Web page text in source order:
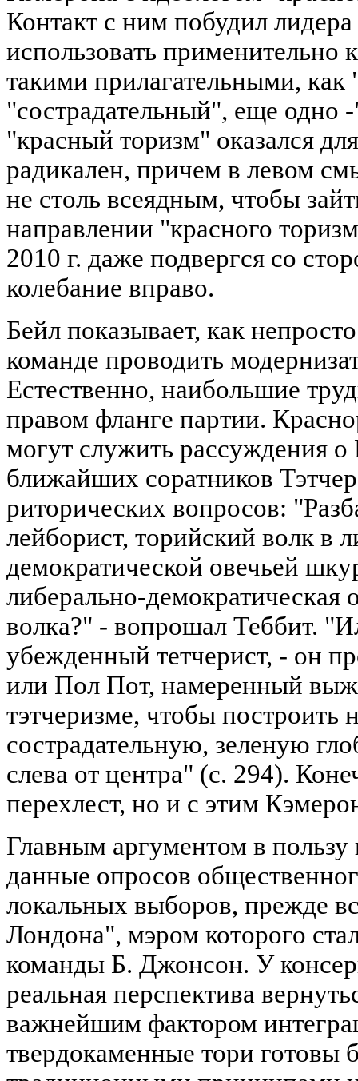
Контакт с ним побудил лидера
использовать применительно
такими прилагательными,
"сострадательный", еще одно
"красный торизм" оказался
радикален, причем в левом
не столь всеядным, чтобы
направлении "красного
2010 г. даже подвергся со
колебание вправо.
Бейл показывает, как
команде проводить
Естественно, наибольшие
правом фланге партии.
могут служить рассуждения о
ближайших соратников
риторических вопросов:
лейборист, торийский волк в
демократической овечьей
либерально-демократическая
волка?" - вопрошал Теббит.
убежденный тетчерист, - он
или Пол Пот, намеренный
тэтчеризме, чтобы
сострадательную, зеленую
слева от центра" (с. 294).
перехлест, но и с этим
Главным аргументом в
данные опросов
локальных выборов, прежде
Лондона", мэром которого
команды Б. Джонсон. У
реальная перспектива
важнейшим фактором
твердокаменные тори готовы